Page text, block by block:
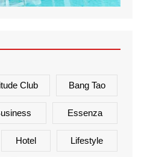
Club Bang Tao
Essenza
Hotel Lifestyle